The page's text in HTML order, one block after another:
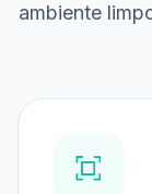
ambiente